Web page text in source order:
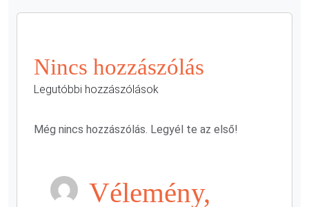
Nincs hozzászólás
Legutóbbi hozzászólások
Még nincs hozzászólás. Legyél te az első!
Vélemény,